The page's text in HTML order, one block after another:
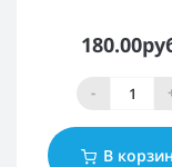
-
В